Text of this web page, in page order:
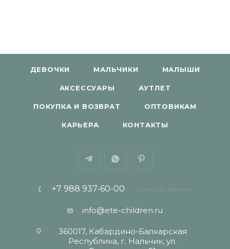
ДЕВОЧКИ МАЛЬЧИКИ МАЛЫШИ
АКСЕССУАРЫ АУТЛЕТ
ПОКУПКА И ВОЗВРАТ ОПТОВИКАМ
КАРЬЕРА КОНТАКТЫ
+7 988 937-60-00 ЗАКАЗАТЬ ЗВОНОК
info@ete-children.ru
360017, Кабардино-Балкарская
Республика, г. Нальчик, ул.